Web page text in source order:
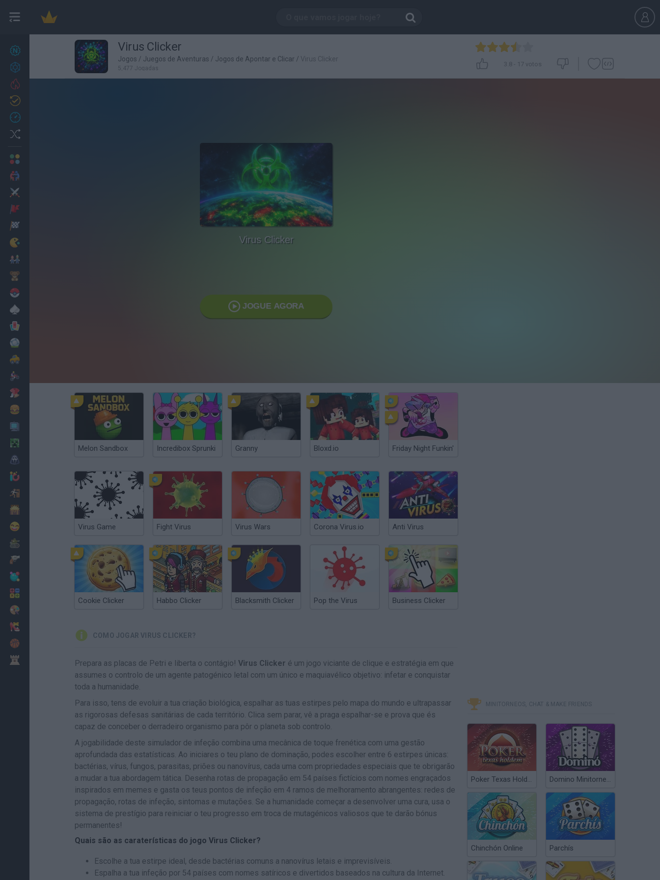
27 Virus Clicker
Jogos / Juegos de Aventuras / Jogos de Apontar e Clicar / Virus Clicker
5,477 Jogadas
3.8- 17 votos
Virus Clicker
JOGUE AGORA
Melon Sandbox Incredibox Sprunki Granny Bloxd.io Friday Night Funkin'
Virus Game Fight Virus Virus Wars Corona Virus.io Anti Virus
Cookie Clicker Habbo Clicker Blacksmith Clicker Pop the Virus Business Clicker
COMO JOGAR VIRUS CLICKER?
Prepara as placas de Petri e liberta o contágio! Virus Clicker é um jogo viciante de clique e estratégia em que
assumes o controlo de um agente patogénico letal com um único e maquiavélico objetivo: infetar e conquistar
toda a humanidade.
Para isso, tens de evoluir a tua criação biológica, espalhar as tuas estirpes pelo mapa do mundo e ultrapassar
as rigorosas defesas sanitárias de cada território. Clica sem parar, vê a praga espalhar-se e prova que és
capaz de conceber o derradeiro organismo para pôr o planeta sob controlo.
A jogabilidade deste simulador de infeção combina uma mecânica de toque frenética com uma gestão
aprofundada das estatísticas. Ao iniciares o teu plano de dominação, podes escolher entre 6 estirpes únicas:
bactérias, vírus, fungos, parasitas, priões ou nanovírus, cada uma com propriedades especiais que te obrigarão
a mudar a tua abordagem tática. Desenha rotas de propagação em 54 países fictícios com nomes engraçados
inspirados em memes e gasta os teus pontos de infeção em 4 ramos de melhoramento abrangentes: redes de
propagação, rotas de infeção, sintomas e mutações. Se a humanidade começar a desenvolver uma cura, usa o
sistema de prestígio para reiniciar o teu progresso em troca de mutagénicos valiosos que te darão bónus
permanentes!
Quais são as caraterísticas do jogo Virus Clicker?
Escolhe a tua estirpe ideal, desde bactérias comuns a nanovírus letais e imprevisíveis.
Espalha a tua infeção por 54 países com nomes satíricos e divertidos baseados na cultura da Internet.
MINITORNEOS, CHAT & MAKE FRIENDS
Poker Texas Hold’em Domino Minitorneos
Chinchón Online Parchís